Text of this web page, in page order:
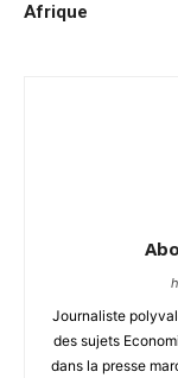
Afrique
Journaliste
des sujets
dans la presse